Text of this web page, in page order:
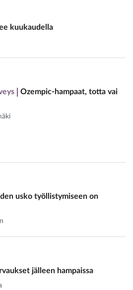
kuukaudella
Ozempic-hampaat, totta vai
usko työllistymiseen on
jälleen hampaissa